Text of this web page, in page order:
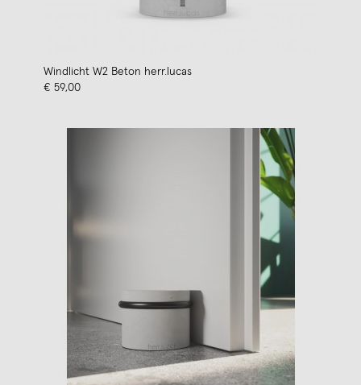
Windlicht W2 Beton herr.lucas
€ 59,00